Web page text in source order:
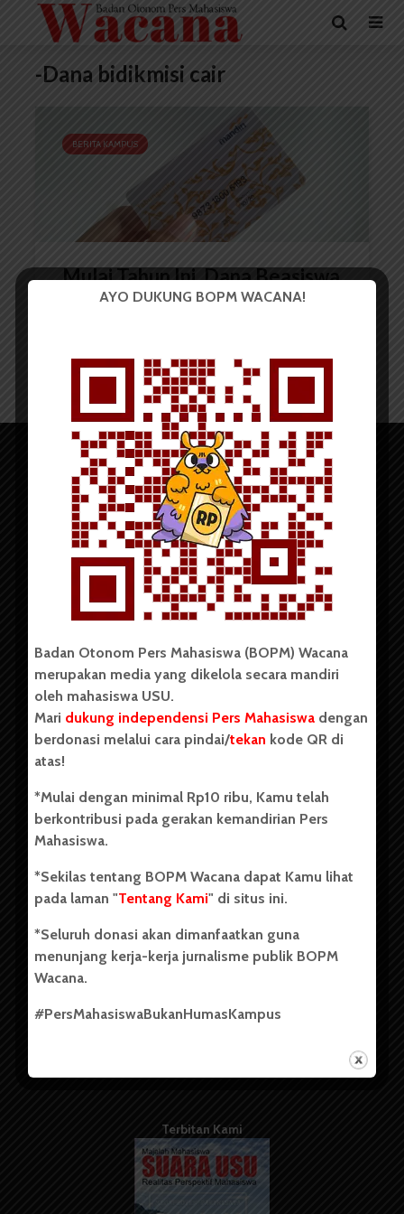
-Dana bidikmisi cair
BERITA KAMPUS
Mulai Tahun Ini, Dana Beasiswa
Bidikmisi Bertambah
Copyright © 2023. All rights reserved BOPM WACANA.
Badan Otonom Pers Mahasiswa (BOPM) Wacana merupakan
pers mahasiswa yang berdiri di luar kampus dan dikelola
secara mandiri oleh mahasiswa Universitas Sumatera Utara
(USU). Sebelumnya BOPM Wacana merupakan salah satu
Unit Kegiatan Mahasiswa (UKM) di Universitas Sumatera
berdiri pada 1 Juli 1995.
Kontribusi
Info Iklan
Pedoman Media Siber
Kode Etik Jurnalistik
Terbitan Kami
AYO DUKUNG BOPM WACANA!
Badan Otonom Pers Mahasiswa (BOPM) Wacana
merupakan media yang dikelola secara mandiri
oleh mahasiswa USU.
Mari dukung independensi Pers Mahasiswa dengan
berdonasi melalui cara pindai/tekan kode QR di
atas!
*Mulai dengan minimal Rp10 ribu, Kamu telah
berkontribusi pada gerakan kemandirian Pers
Mahasiswa.
*Sekilas tentang BOPM Wacana dapat Kamu lihat
pada laman "Tentang Kami" di situs ini.
*Seluruh donasi akan dimanfaatkan guna
menunjang kerja-kerja jurnalisme publik BOPM
Wacana.
#PersMahasiswaBukanHumasKampus